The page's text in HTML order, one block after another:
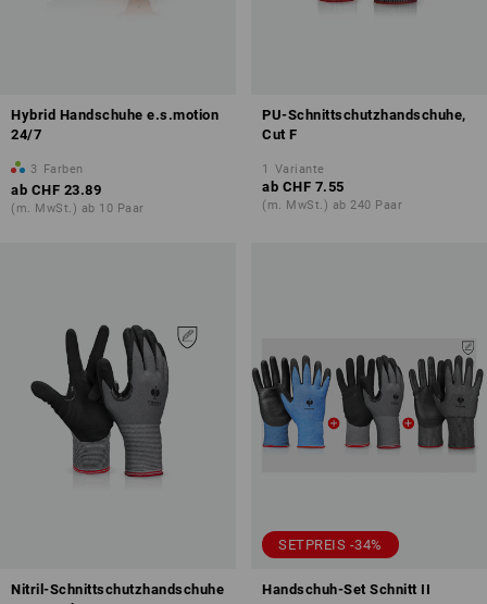
Hybrid Handschuhe e.s.motion
24/7
3 Farben
ab CHF 23.89
(m. MwSt.) ab 10 Paar
PU-Schnittschutzhandschuhe,
Cut F
1 Variante
ab CHF 7.55
(m. MwSt.) ab 240 Paar
Nitril-Schnittschutzhandschuhe
SETPREIS -34%
Handschuh-Set Schnitt II